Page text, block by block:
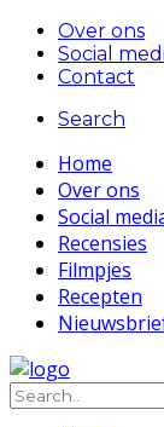
Over ons
Social
Contact
Search
Home
Over ons
Social
Recensies
Filmpjes
Recepten